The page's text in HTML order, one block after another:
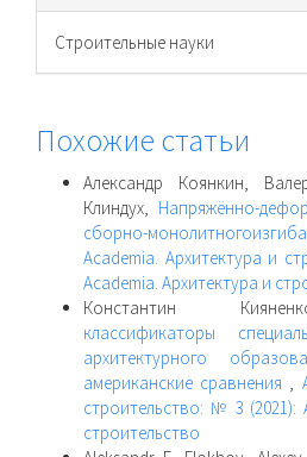
Cтроительные науки
Похожие статьи
Александр Коянкин,
Клиндух, Напряжённо-
сборно-
Academia. Архитектура и
Academia. Архитектура и
Константин
классификаторы
архитектурного
американские сравнения ,
строительство: № 3 (2021):
строительство